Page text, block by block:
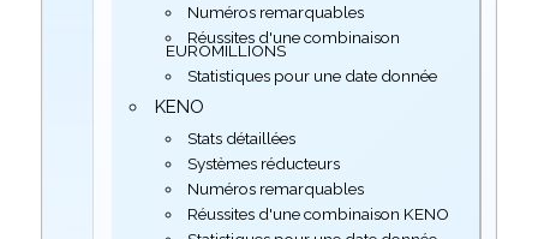
Numéros remarquables
Réussites d'une combinaison
EUROMILLIONS
Statistiques pour une date donnée
KENO
Stats détaillées
Systèmes réducteurs
Numéros remarquables
Réussites d'une combinaison KENO